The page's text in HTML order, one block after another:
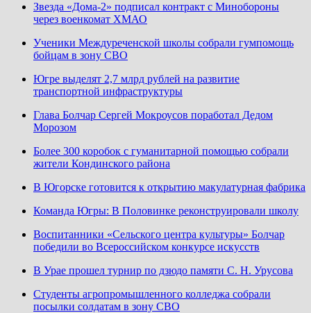
Звезда «Дома-2» подписал контракт с Минобороны
через военкомат ХМАО
Ученики Междуреченской школы собрали гумпомощь
бойцам в зону СВО
Югре выделят 2,7 млрд рублей на развитие
транспортной инфраструктуры
Глава Болчар Сергей Мокроусов поработал Дедом
Морозом
Более 300 коробок с гуманитарной помощью собрали
жители Кондинского района
В Югорске готовится к открытию макулатурная фабрика
Команда Югры: В Половинке реконструировали школу
Воспитанники «Сельского центра культуры» Болчар
победили во Всероссийском конкурсе искусств
В Урае прошел турнир по дзюдо памяти С. Н. Урусова
Студенты агропромышленного колледжа собрали
посылки солдатам в зону СВО